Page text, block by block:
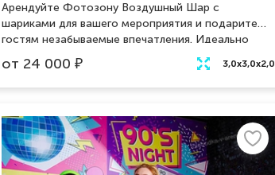
Арендуйте Фотозону Воздушный Шар с
шариками для вашего мероприятия и подарите
гостям незабываемые впечатления. Идеально
подходит для свадеб, дней рождений,
корпоративов и других праздников. Яркий и
красочный воздушный шар, наполненный
украшением и фоном для фотосессий.
Профессионально оформленная фотозона
привлечет внимание и создаст атмосферу
радости и веселья. Удобная установка и
от 24 000 ₽ 3,0x3,0x2,0